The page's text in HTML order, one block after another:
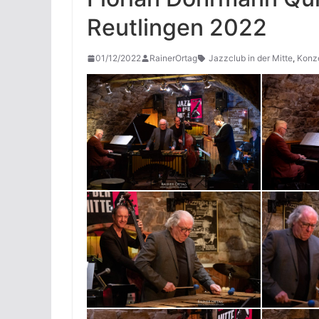
Reutlingen 2022
01/12/2022 RainerOrtag Jazzclub in der Mitte,